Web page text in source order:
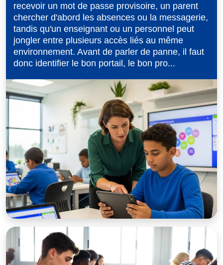
recevoir un mot de passe provisoire, un parent
chercher d'abord les absences ou la messagerie,
tandis qu'un enseignant ou un personnel peut
jongler entre plusieurs accès liés au même
environnement. Avant de parler de panne, il faut
donc identifier le bon portail, le bon pro...